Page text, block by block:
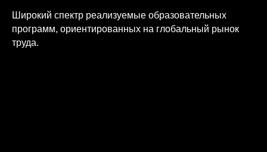
Широкий спектр реализуемые образовательных
программ, ориентированных на глобальный рынок
труда.